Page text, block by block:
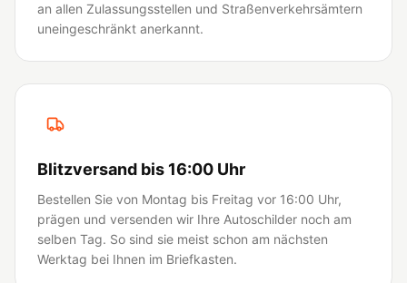
an allen Zulassungsstellen und Straßenverkehrsämtern
uneingeschränkt anerkannt.
Blitzversand bis 16:00 Uhr
Bestellen Sie von Montag bis Freitag vor 16:00 Uhr,
prägen und versenden wir Ihre Autoschilder noch am
selben Tag. So sind sie meist schon am nächsten
Werktag bei Ihnen im Briefkasten.